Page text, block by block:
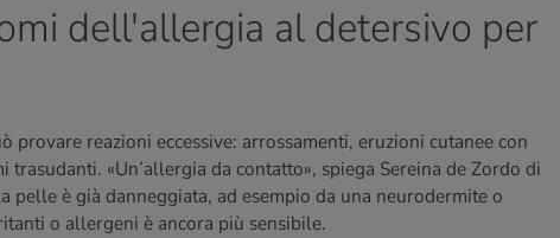
dell'allergia al detersivo per
provare reazioni eccessive: arrossamenti, eruzioni cutanee con
trasudanti. «Un’allergia da contatto», spiega Sereina de Zordo di
pelle è già danneggiata, ad esempio da una neurodermite o
o allergeni è ancora più sensibile.